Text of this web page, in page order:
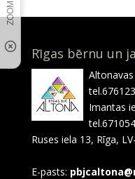
Rīgas bērnu un
Imantas
Ruses iela 13, Rīga,
E-pasts: